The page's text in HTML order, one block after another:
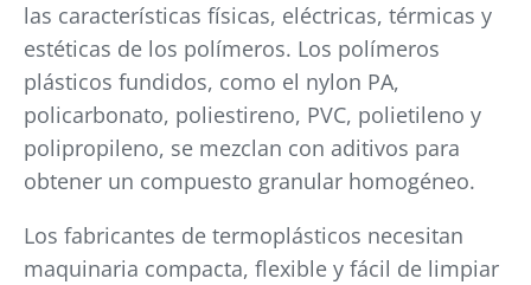
las características físicas, eléctricas, térmicas y
estéticas de los polímeros. Los polímeros
plásticos fundidos, como el nylon PA,
policarbonato, poliestireno, PVC, polietileno y
polipropileno, se mezclan con aditivos para
obtener un compuesto granular homogéneo.
Los fabricantes de termoplásticos necesitan
maquinaria compacta, flexible y fácil de limpiar